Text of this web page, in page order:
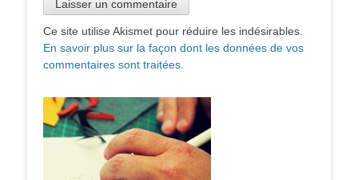
Ce site utilise Akismet pour réduire les indésirables.
En savoir plus sur la façon dont les données de vos
commentaires sont traitées